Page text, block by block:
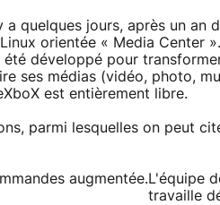
quelques jours, après un an
orientée « Media Center
développé pour
ses médias (vidéo, photo,
est entièrement libre.
parmi lesquelles on peut
augmentée. L'équipe
travaille